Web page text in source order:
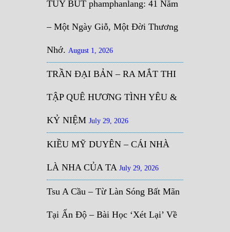
TÙY BÚT phamphanlang: 41 Năm
– Một Ngày Giỗ, Một Đời Thương
Nhớ. August 1, 2026
TRẦN ĐẠI BẢN – RA MẮT THI
TẬP QUÊ HƯƠNG TÌNH YÊU &
KỶ NIỆM July 29, 2026
KIỀU MỸ DUYÊN – CÁI NHÀ
LÀ NHA CỦA TA July 29, 2026
Tsu A Cầu – Từ Làn Sóng Bất Mãn
Tại Ấn Độ – Bài Học ‘Xét Lại’ Về